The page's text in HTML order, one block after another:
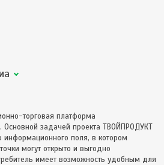
торговая платформа
Основной задачей проекта ТВОЙПРОДУКТ
информационного поля, в котором
могут открыто и выгодно
имеет возможность удобным для